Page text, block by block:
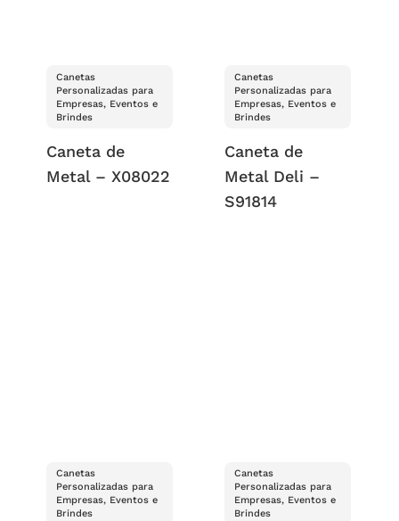
Canetas
Personalizadas para
Empresas, Eventos e
Brindes
Caneta de
Metal – X08022
Canetas
Personalizadas para
Empresas, Eventos e
Brindes
Caneta de
Metal Deli –
S91814
Canetas
Personalizadas para
Empresas, Eventos e
Brindes
Canetas
Personalizadas para
Empresas, Eventos e
Brindes